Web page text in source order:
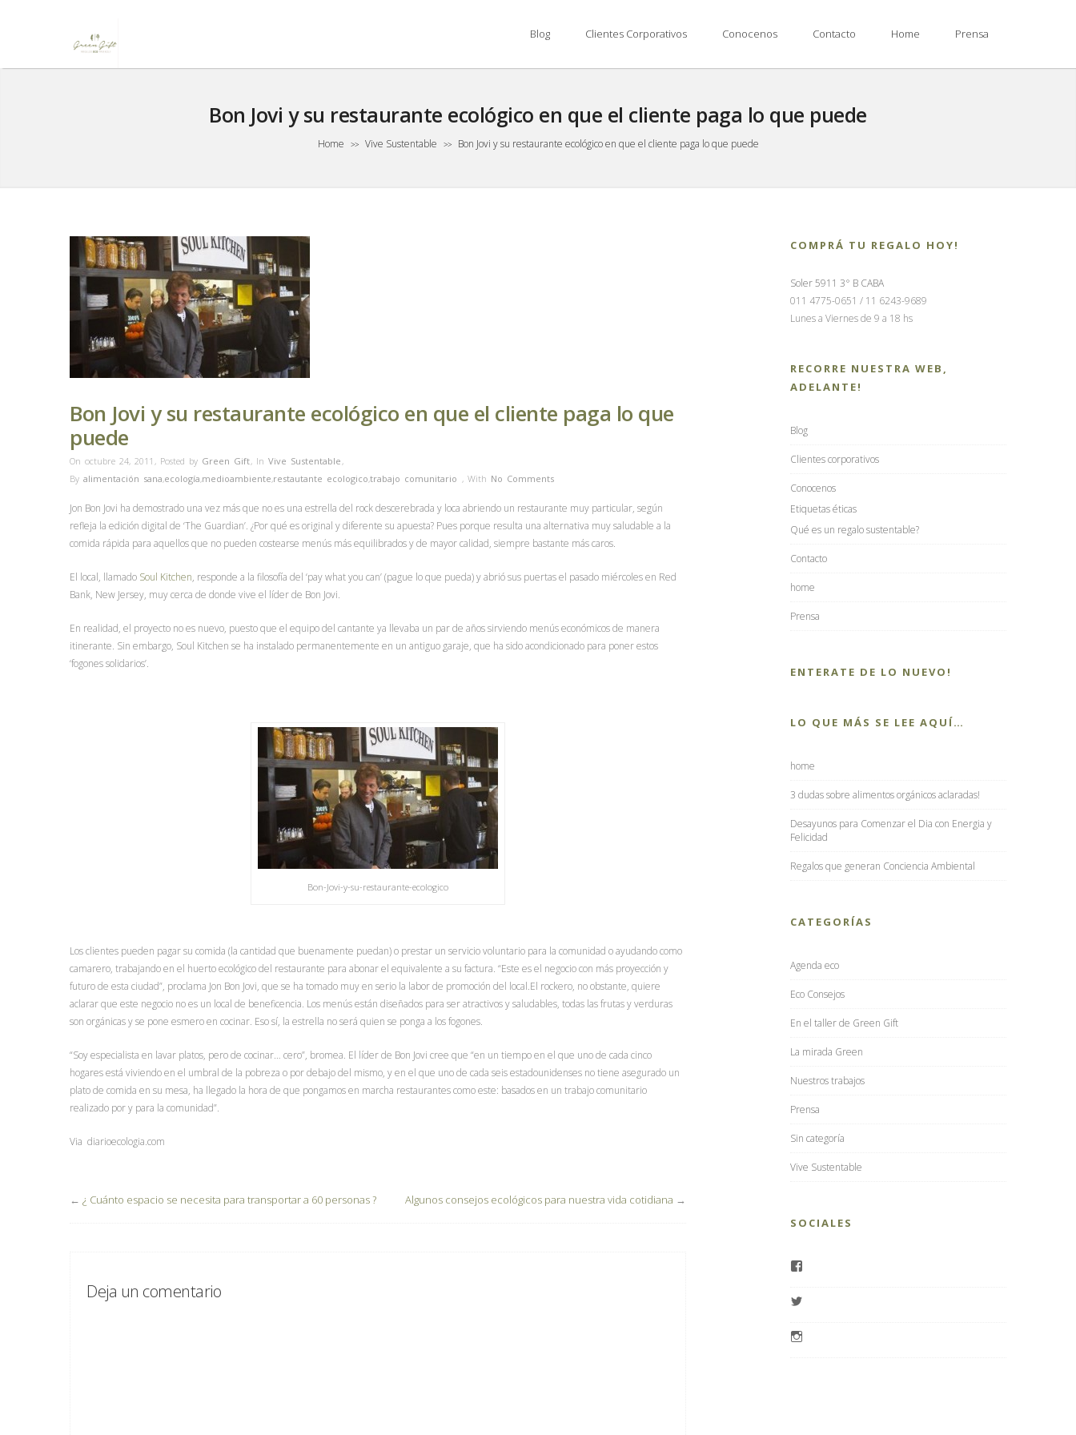
Blog Clientes Corporativos Conocenos Contacto Home Prensa
Bon Jovi y su restaurante ecológico en que el cliente paga lo que puede
Home >> Vive Sustentable >> Bon Jovi y su restaurante ecológico en que el cliente paga lo que puede
Bon Jovi y su restaurante ecológico en que el cliente paga lo que
puede
On octubre 24, 2011 , Posted by Green Gift, In Vive Sustentable ,
By alimentación sana,ecología,medioambiente,restautante ecologico,trabajo comunitario , With No Comments
Jon Bon Jovi ha demostrado una vez más que no es una estrella del rock descerebrada y loca abriendo un restaurante muy particular, según
refleja la edición digital de ‘The Guardian’. ¿Por qué es original y diferente su apuesta? Pues porque resulta una alternativa muy saludable a la
comida rápida para aquellos que no pueden costearse menús más equilibrados y de mayor calidad, siempre bastante más caros.
El local, llamado Soul Kitchen, responde a la filosofía del ‘pay what you can’ (pague lo que pueda) y abrió sus puertas el pasado miércoles en Red
Bank, New Jersey, muy cerca de donde vive el líder de Bon Jovi.
En realidad, el proyecto no es nuevo, puesto que el equipo del cantante ya llevaba un par de años sirviendo menús económicos de manera
itinerante. Sin embargo, Soul Kitchen se ha instalado permanentemente en un antiguo garaje, que ha sido acondicionado para poner estos
‘fogones solidarios’.
Bon-Jovi-y-su-restaurante-ecologico
Los clientes pueden pagar su comida (la cantidad que buenamente puedan) o prestar un servicio voluntario para la comunidad o ayudando como
camarero, trabajando en el huerto ecológico del restaurante para abonar el equivalente a su factura. “Este es el negocio con más proyección y
futuro de esta ciudad”, proclama Jon Bon Jovi, que se ha tomado muy en serio la labor de promoción del local.El rockero, no obstante, quiere
aclarar que este negocio no es un local de beneficencia. Los menús están diseñados para ser atractivos y saludables, todas las frutas y verduras
son orgánicas y se pone esmero en cocinar. Eso sí, la estrella no será quien se ponga a los fogones.
“Soy especialista en lavar platos, pero de cocinar… cero”, bromea. El líder de Bon Jovi cree que “en un tiempo en el que uno de cada cinco
hogares está viviendo en el umbral de la pobreza o por debajo del mismo, y en el que uno de cada seis estadounidenses no tiene asegurado un
plato de comida en su mesa, ha llegado la hora de que pongamos en marcha restaurantes como este: basados en un trabajo comunitario
realizado por y para la comunidad”.
Via diarioecologia.com
← ¿ Cuánto espacio se necesita para transportar a 60 personas ? Algunos consejos ecológicos para nuestra vida cotidiana →
Deja un comentario
COMPRÁ TU REGALO HOY!
Soler 5911 3° B CABA
011 4775-0651 / 11 6243-9689
Lunes a Viernes de 9 a 18 hs
RECORRE NUESTRA WEB,
ADELANTE!
Blog
Clientes corporativos
Conocenos
Etiquetas éticas
Qué es un regalo sustentable?
Contacto
home
Prensa
ENTERATE DE LO NUEVO!
LO QUE MÁS SE LEE AQUÍ…
home
3 dudas sobre alimentos orgánicos aclaradas!
Desayunos para Comenzar el Dia con Energia y
Felicidad
Regalos que generan Conciencia Ambiental
CATEGORÍAS
Agenda eco
Eco Consejos
En el taller de Green Gift
La mirada Green
Nuestros trabajos
Prensa
Sin categoría
Vive Sustentable
SOCIALES